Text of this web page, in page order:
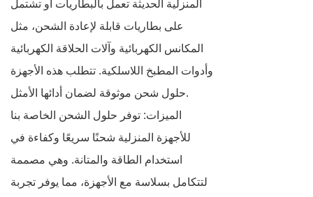
المنزلية الحديثة تعمل بالبطاريات أو تشتمل
على بطاريات قابلة لإعادة الشحن، مثل
المكانس الكهربائية وآلات الحلاقة الكهربائية
وأدوات المطبخ اللاسلكية. تتطلب هذه الأجهزة
حلول شحن موثوقة لضمان أدائها الأمثل.
الميزات: توفر حلول الشحن الخاصة بنا
للأجهزة المنزلية شحنًا سريعًا وكفاءة في
استخدام الطاقة والمتانة. وهي مصممة
لتتكامل بسلاسة مع الأجهزة، مما يوفر تجربة